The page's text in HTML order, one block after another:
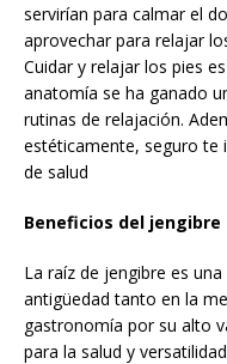
servirían para calmar el
aprovechar para relajar
Cuidar y relajar los pies
anatomía se ha ganado
rutinas de relajación.
estéticamente, seguro te
de salud
Beneficios del
La raíz de jengibre es
antigüedad tanto en la
gastronomía por su alto
para la salud y